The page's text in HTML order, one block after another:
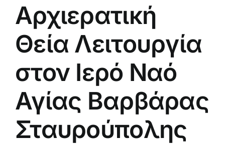
Αρχιερατική
Θεία Λειτουργία
στον Ιερό Ναό
Αγίας Βαρβάρας
Σταυρούπολης